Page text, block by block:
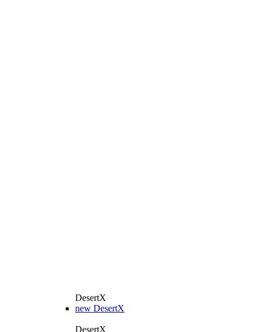
DesertX
new DesertX
DesertX